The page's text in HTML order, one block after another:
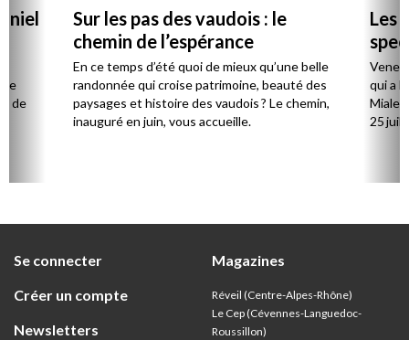
de
Sur les pas des vaudois : le
chemin de l’espérance
En ce temps d’été quoi de mieux qu’une belle
randonnée qui croise patrimoine, beauté des
paysages et histoire des vaudois ? Le chemin,
inauguré en juin, vous accueille.
Les
qui a
25
Se connecter
Créer un compte
Newsletters
Magazines
Réveil (Centre-Alpes-Rhône)
Le Cep (Cévennes-Languedoc-
Roussillon)